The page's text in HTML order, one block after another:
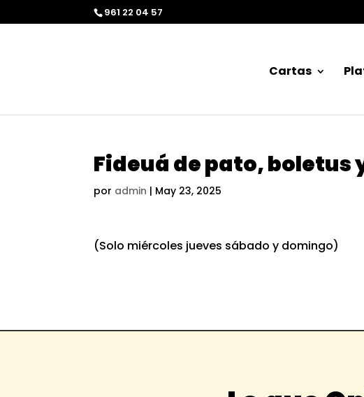
961 22 04 57
Saltar al contenido
Cartas
Fideuá de pato, boletus
por admin | May 23, 2025
(Solo miércoles jueves sábado y domingo)